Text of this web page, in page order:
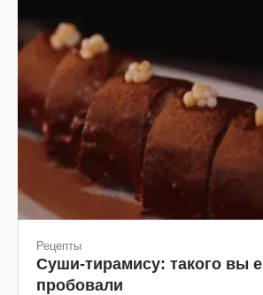
Рецепты
Суши-тирамису: такого вы
пробовали